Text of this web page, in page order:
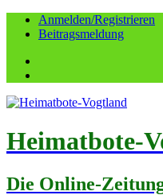
Anmelden/Registrieren
Beitragsmeldung
Heimatbote-
Die Online-